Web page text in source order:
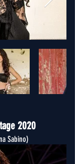
2020
Sabino)